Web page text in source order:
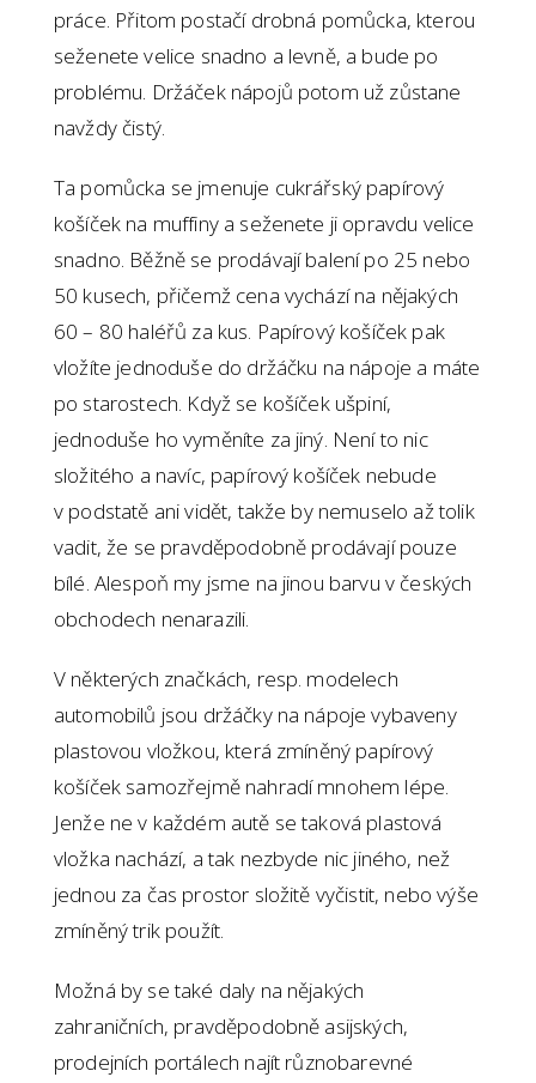
práce. Přitom postačí drobná pomůcka, kterou
seženete velice snadno a levně, a bude po
problému. Držáček nápojů potom už zůstane
navždy čistý.
Ta pomůcka se jmenuje cukrářský papírový
košíček na muffiny a seženete ji opravdu velice
snadno. Běžně se prodávají balení po 25 nebo
50 kusech, přičemž cena vychází na nějakých
60 – 80 haléřů za kus. Papírový košíček pak
vložíte jednoduše do držáčku na nápoje a máte
po starostech. Když se košíček ušpiní,
jednoduše ho vyměníte za jiný. Není to nic
složitého a navíc, papírový košíček nebude
v podstatě ani vidět, takže by nemuselo až tolik
vadit, že se pravděpodobně prodávají pouze
bílé. Alespoň my jsme na jinou barvu v českých
obchodech nenarazili.
V některých značkách, resp. modelech
automobilů jsou držáčky na nápoje vybaveny
plastovou vložkou, která zmíněný papírový
košíček samozřejmě nahradí mnohem lépe.
Jenže ne v každém autě se taková plastová
vložka nachází, a tak nezbyde nic jiného, než
jednou za čas prostor složitě vyčistit, nebo výše
zmíněný trik použít.
Možná by se také daly na nějakých
zahraničních, pravděpodobně asijských,
prodejních portálech najít různobarevné